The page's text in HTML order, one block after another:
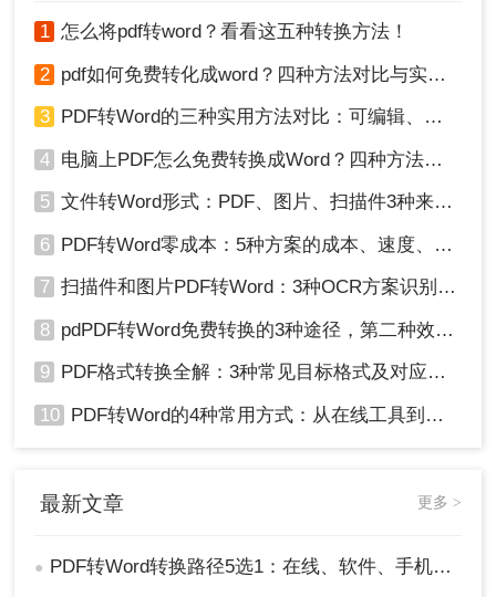
在线转换工具无需安装软件，方便快捷，适用于对
外软件的用户。
优点：无需安装软件，支持多种文件格式转
换。
络稳定性和转换工具性能影响。
推荐工具：转转大师在线pdf转word
操作步骤：
1、打开在线pdf转word网址：
1 怎么将pdf转word？看看这五种转换方法！
2 pdf如何免费转化成word？四种方法对比与实操指南（附详细表格）
3 PDF转Word的三种实用方法对比：可编辑、保格式、避风险！
4 电脑上PDF怎么免费转换成Word？四种方法对比与实操指南（附详细表格）!
5 文件转Word形式：PDF、图片、扫描件3种来源分别怎么处理！
6 PDF转Word零成本：5种方案的成本、速度、精度对比！
7 扫描件和图片PDF转Word：3种OCR方案识别率实测！
8 pdPDF转Word免费转换的3种途径，第二种效率最高！
9 PDF格式转换全解：3种常见目标格式及对应操作方法！
10 PDF转Word的4种常用方式：从在线工具到桌面软件全梳理！
最新文章 更多 >
● PDF转Word转换路径5选1：在线、软件、手机端各场景最优解！